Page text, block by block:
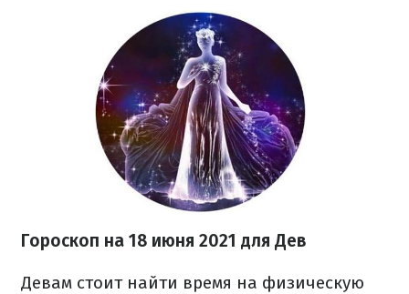
Гороскоп на 18 июня 2021 для Дев
Девам стоит найти время на физическую